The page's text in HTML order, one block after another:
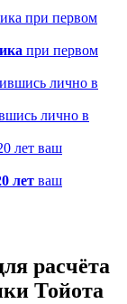
при первом
лично в
лет ваш
расчёта
Тойота